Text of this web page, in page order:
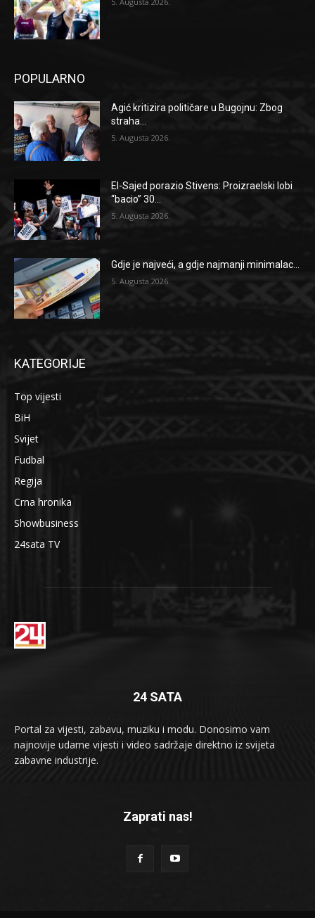
POPULARNO
Agić kritizira političare u Bugojnu: Zbog
straha...
5. Augusta 2026.
El-Sajed porazio Stivens: Proizraelski lobi
“bacio” 30...
5. Augusta 2026.
Gdje je najveći, a gdje najmanji minimalac...
5. Augusta 2026.
KATEGORIJE
Top vijesti
BiH
Svijet
Fudbal
Regija
Crna hronika
Showbusiness
24sata TV
24 SATA
Portal za vijesti, zabavu, muziku i modu. Donosimo vam
najnovije udarne vijesti i video sadržaje direktno iz svijeta
zabavne industrije.
Zaprati nas!